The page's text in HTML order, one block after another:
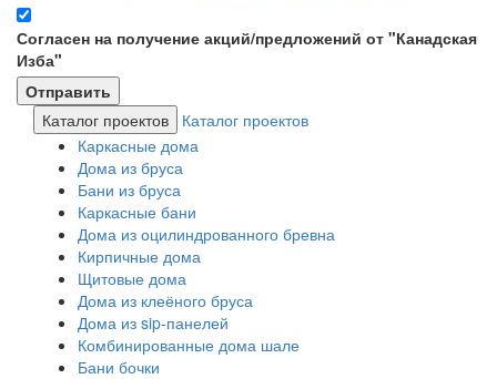
Согласен на получение акций/предложений от "Канадская
Изба"
Каталог проектов
Каталог проектов
Каркасные дома
Дома из бруса
Бани из бруса
Каркасные бани
Дома из оцилиндрованного бревна
Кирпичные дома
Щитовые дома
Дома из клеёного бруса
Дома из sip-панелей
Комбинированные дома шале
Бани бочки